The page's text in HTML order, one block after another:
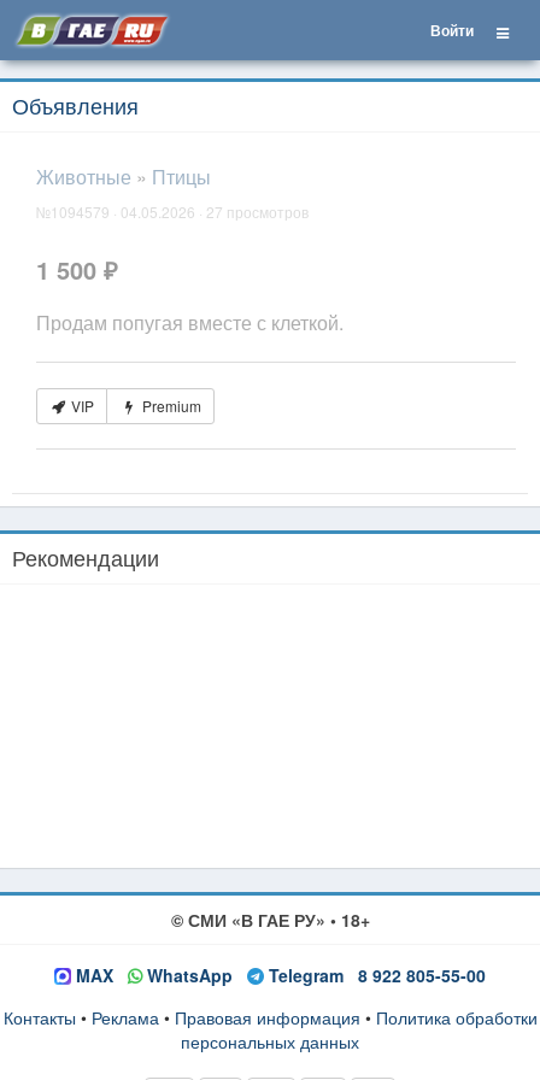
Войти
Объявления
Животные » Птицы
№1094579 · 04.05.2026 · 27 просмотров
1 500 ₽
Продам попугая вместе с клеткой.
VIP Premium
Рекомендации
© СМИ «В ГАЕ РУ» • 18+
MAX WhatsApp Telegram 8 922 805-55-00
Контакты • Реклама• Правовая информация • Политика обработки
персональных данных